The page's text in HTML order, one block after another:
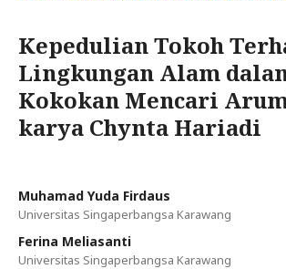
Kepedulian Tokoh
Lingkungan Alam
Kokokan Mencari
karya Chynta Hariadi
Muhamad Yuda Firdaus
Universitas Singaperbangsa Karawang
Ferina Meliasanti
Universitas Singaperbangsa Karawang